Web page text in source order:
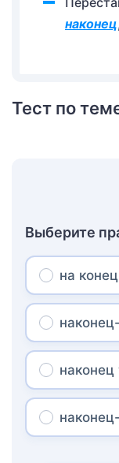
наконец
Тест по
Выберите
на
наконец